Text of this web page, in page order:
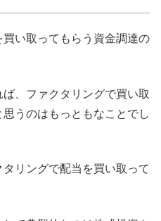
い取ってもらう資金調達の
、ファクタリングで買い取
うのはもっともなことでし
リングで配当を買い取って